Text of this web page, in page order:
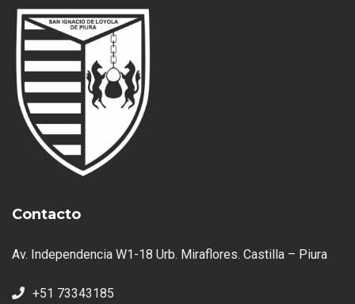
Contacto
Av. Independencia W1-18 Urb. Miraflores. Castilla – Piura
+51 73343185